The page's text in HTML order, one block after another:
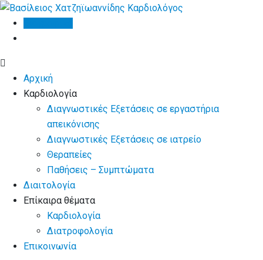
Skip
content
Αρχική
Καρδιολογία
Διαγνωστικές Εξετάσεις σε εργαστήρια
απεικόνισης
Διαγνωστικές Εξετάσεις σε ιατρείο
Θεραπείες
Παθήσεις – Συμπτώματα
Διαιτολογία
Επίκαιρα θέματα
Καρδιολογία
Διατροφολογία
Επικοινωνία